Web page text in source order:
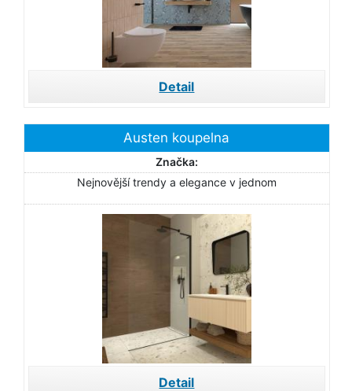
Detail
Austen koupelna
Značka:
Nejnovější trendy a elegance v jednom
Detail